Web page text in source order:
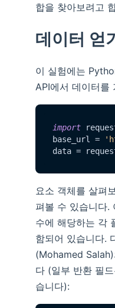
합을 찾아보려고
데이터 얻
이 실험에는
API에서 데이터를
import
base_url =
data =
요소 객체를 살펴
펴볼 수 있습니다.
수에 해당하는 각
함되어 있습니다.
(Mohamed
다 (일부 반환 필
습니다):